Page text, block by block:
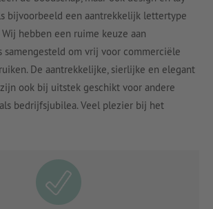
bijvoorbeeld een aantrekkelijk lettertype
hebben een ruime keuze aan
om vrij voor commerciële
De aantrekkelijke, sierlijke en elegant
ook bij uitstek geschikt voor andere
bedrijfsjubilea. Veel plezier bij het